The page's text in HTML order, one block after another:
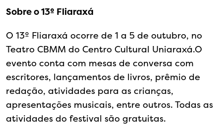
Sobre o 13º Fliaraxá
O 13º Fliaraxá ocorre de 1 a 5 de outubro, no
Teatro CBMM do Centro Cultural Uniaraxá.O
evento conta com mesas de conversa com
escritores, lançamentos de livros, prêmio de
redação, atividades para as crianças,
apresentações musicais, entre outros. Todas as
atividades do festival são gratuitas.